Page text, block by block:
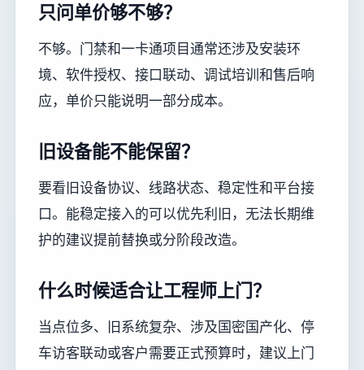
只问单价够不够？
不够。门禁和一卡通项目通常还涉及安装环
境、软件授权、接口联动、调试培训和售后响
应，单价只能说明一部分成本。
旧设备能不能保留？
要看旧设备协议、线路状态、稳定性和平台接
口。能稳定接入的可以优先利旧，无法长期维
护的建议提前替换或分阶段改造。
什么时候适合让工程师上门？
当点位多、旧系统复杂、涉及国密国产化、停
车访客联动或客户需要正式预算时，建议上门